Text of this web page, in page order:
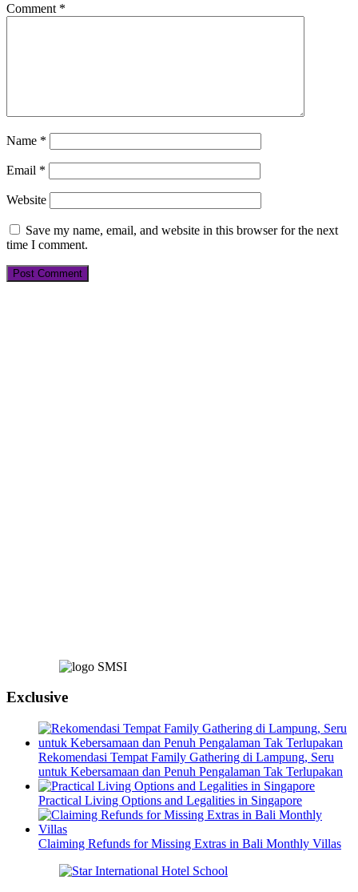
Comment *
Name *
Email *
Website
Save my name, email, and website in this browser for the next
time I comment.
Exclusive
Rekomendasi Tempat Family Gathering di Lampung, Seru
untuk Kebersamaan dan Penuh Pengalaman Tak Terlupakan
Practical Living Options and Legalities in Singapore
Claiming Refunds for Missing Extras in Bali Monthly Villas